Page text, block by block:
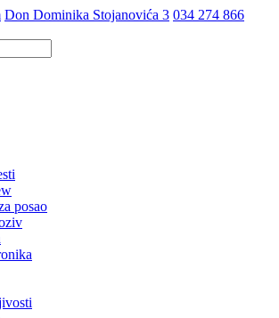
Don Dominika Stojanovića 3 034 274 866
posao